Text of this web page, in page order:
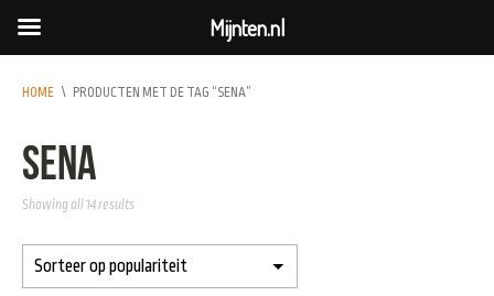
HOME \ PRODUCTEN MET DE TAG “SENA”
sena
Showing all 14 results
Mijnten.nl